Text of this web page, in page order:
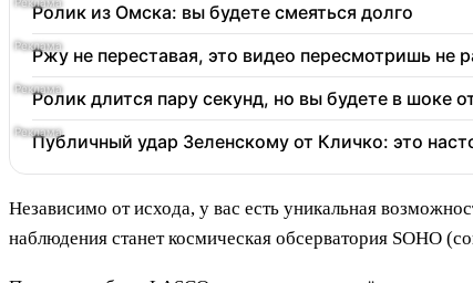
Ролик из Омска: вы будете смеяться долго
Ржу не переставая, это видео пересмотришь не
Ролик длится пару секунд, но вы будете в шоке
Публичный удар Зеленскому от Кличко: это
Независимо от исхода, у вас есть уникальная
наблюдения станет космическая обсерватория SOHO